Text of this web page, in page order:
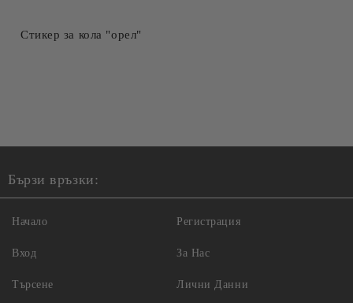
Стикер за кола "орел"
Бързи връзки:
Начало
Вход
Търсене
Регистрация
За Нас
Лични Данни